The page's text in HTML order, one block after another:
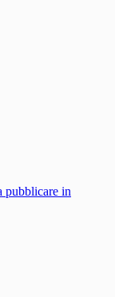
pubblicare in